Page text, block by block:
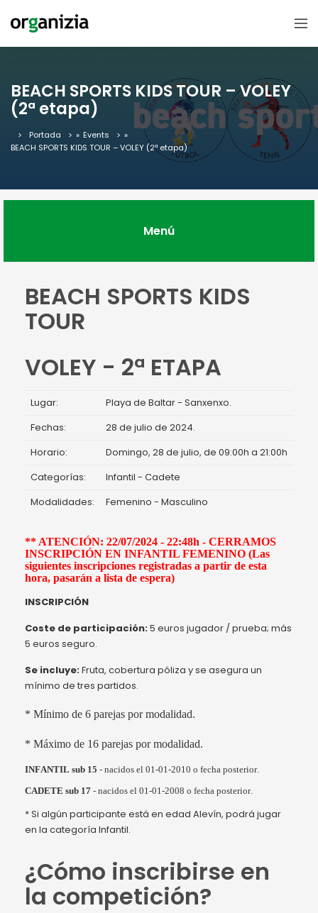
BEACH SPORTS KIDS TOUR – VOLEY
(2ª etapa)
Portada » Events
»
BEACH SPORTS KIDS TOUR – VOLEY (2ª etapa)
Menú
BEACH SPORTS KIDS
TOUR
VOLEY - 2ª ETAPA
Lugar:
Playa de Baltar - Sanxenxo.
Fechas:
28 de julio de 2024.
Horario:
Domingo, 28 de julio, de 09:00h a 21:00h
Categorías:
Infantil - Cadete
Modalidades:
Femenino - Masculino
** ATENCIÓN: 22/07/2024 - 22:48h - CERRAMOS
INSCRIPCIÓN EN INFANTIL FEMENINO (Las
siguientes inscripciones registradas a partir de esta
hora, pasarán a lista de espera)
INSCRIPCIÓN
Coste de participación:5 euros jugador / prueba; más
5 euros seguro.
Se incluye:Fruta, cobertura póliza y se asegura un
mínimo de tres partidos.
* Mínimo de 6 parejas por modalidad.
* Máximo de 16 parejas por modalidad.
INFANTIL sub 15 - nacidos el 01-01-2010 o fecha posterior.
CADETE sub 17 - nacidos el 01-01-2008 o fecha posterior.
* Si algún participante está en edad Alevín, podrá jugar
en la categoría Infantil.
¿Cómo inscribirse en
la competición?